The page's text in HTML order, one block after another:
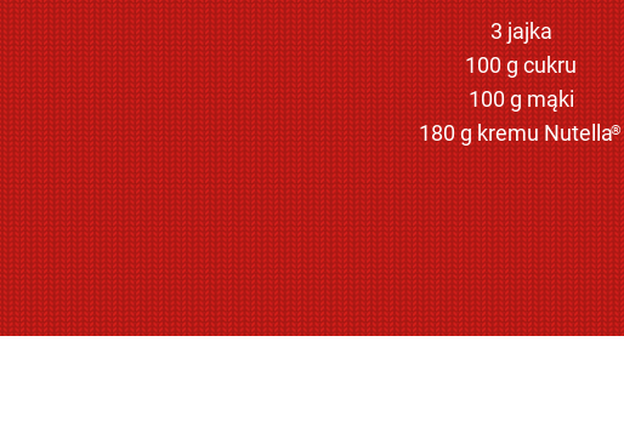
3 jajka
100 g cukru
100 g mąki
180 g kremu Nutella®